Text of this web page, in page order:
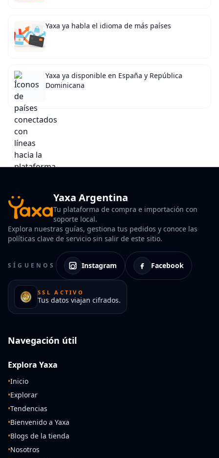
Yaxa ya habla el idioma de más países
Yaxa ya disponible en España y República
Dominicana
Yaxa Argentina
Tu plataforma de compra e importación con
soporte local.
Explora nuestras guías, gestiona tus pedidos y conoce las
políticas clave de servicio sin salir de este sitio.
SÍGUENOS Instagram Facebook
SSL ACTIVO
Tus datos viajan cifrados.
Navegación útil
Explora Yaxa
•Inicio
•Explorar
•Tendencias
•Bienvenido a Yaxa
•Blogs de la tienda
•Nosotros